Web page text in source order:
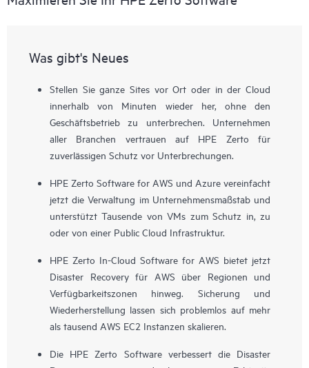
Was gibt's Neues
Stellen Sie ganze Sites vor Ort oder in der Cloud
innerhalb von Minuten wieder her, ohne den
Geschäftsbetrieb zu unterbrechen. Unternehmen
aller Branchen vertrauen auf HPE Zerto für
zuverlässigen Schutz vor Unterbrechungen.
HPE Zerto Software for AWS und Azure vereinfacht
jetzt die Verwaltung im Unternehmensmaßstab und
unterstützt Tausende von VMs zum Schutz in, zu
oder von einer Public Cloud Infrastruktur.
HPE Zerto In-Cloud Software for AWS bietet jetzt
Disaster Recovery für AWS über Regionen und
Verfügbarkeitszonen hinweg. Sicherung und
Wiederherstellung lassen sich problemlos auf mehr
als tausend AWS EC2 Instanzen skalieren.
Die HPE Zerto Software verbessert die Disaster